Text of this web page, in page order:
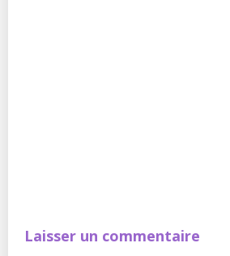
Laisser un commentaire